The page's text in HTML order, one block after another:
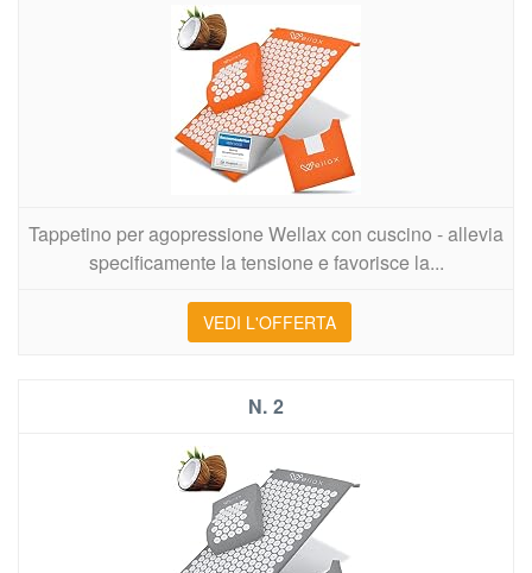
Tappetino per agopressione Wellax con cuscino - allevia
specificamente la tensione e favorisce la...
VEDI L'OFFERTA
2